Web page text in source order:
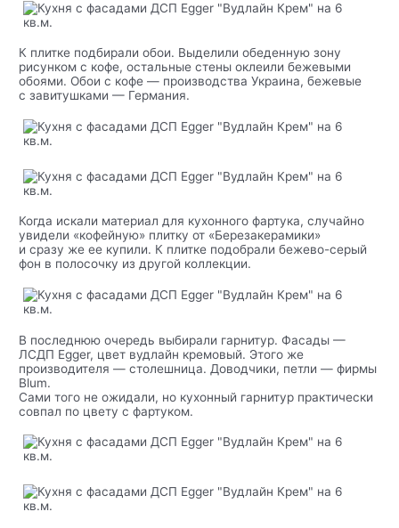
К плитке подбирали обои. Выделили обеденную зону
рисунком с кофе, остальные стены оклеили бежевыми
обоями. Обои с кофе — производства Украина, бежевые
с завитушками — Германия.
Когда искали материал для кухонного фартука, случайно
увидели «кофейную» плитку от «Березакерамики»
и сразу же ее купили. К плитке подобрали бежево-серый
фон в полосочку из другой коллекции.
В последнюю очередь выбирали гарнитур. Фасады —
ЛСДП Egger, цвет вудлайн кремовый. Этого же
производителя — столешница. Доводчики, петли — фирмы
Blum.
Сами того не ожидали, но кухонный гарнитур практически
совпал по цвету с фартуком.